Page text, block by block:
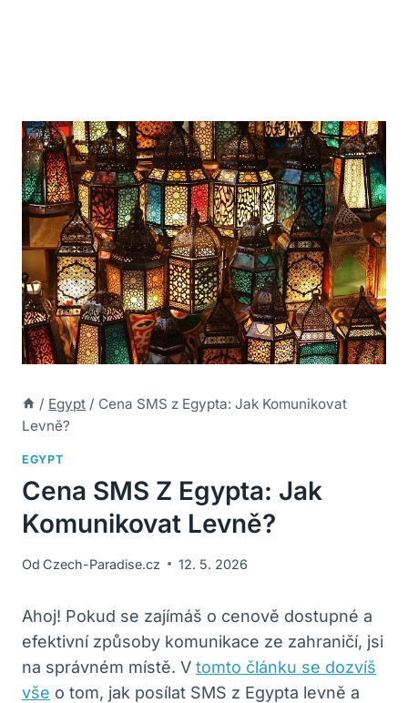
/ Egypt / Cena SMS z Egypta: Jak Komunikovat
Levně?
EGYPT
Cena SMS Z Egypta: Jak
Komunikovat Levně?
Od Czech-Paradise.cz 12. 5. 2026
Ahoj! Pokud se zajímáš o cenově dostupné a
efektivní způsoby komunikace ze zahraničí, jsi
na správném místě. V tomto článku se dozvíš
vše o tom, jak posílat SMS z Egypta levně a